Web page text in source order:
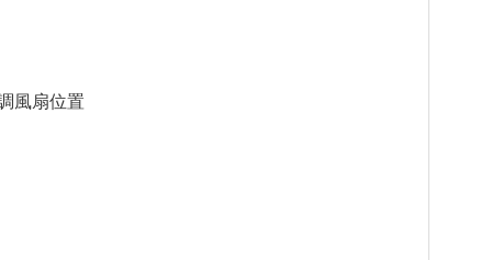
風扇位置